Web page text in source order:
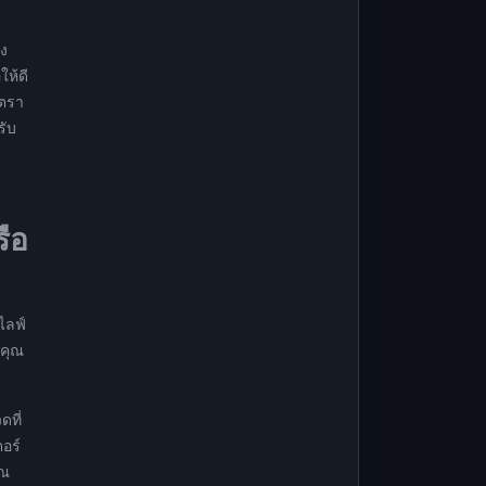
ห้ดี
รา
บ
อ
ลฟ์
คุณ
ดที่
ร์